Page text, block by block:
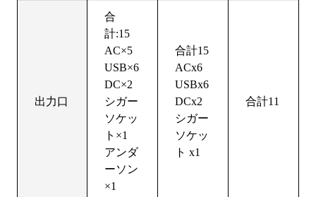
出力口
合
計:15
AC×5
USB×6
DC×2
シガー
ソケッ
ト×1
アンダ
ーソン
×1
合計15
ACx6
USBx6
DCx2
シガー
ソケッ
ト x1
合計11